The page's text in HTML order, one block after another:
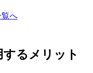
へ
るメリット